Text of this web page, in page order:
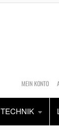
MEIN KONTO
TECHNIK